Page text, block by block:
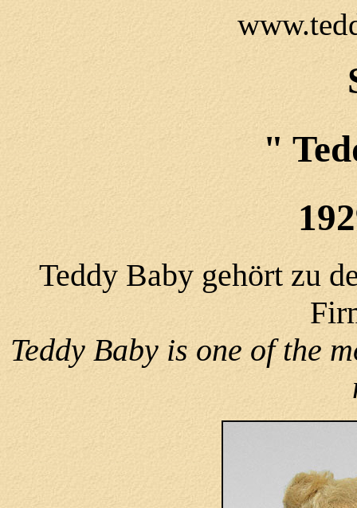
"
Teddy Baby gehört zu
Teddy Baby is one of the